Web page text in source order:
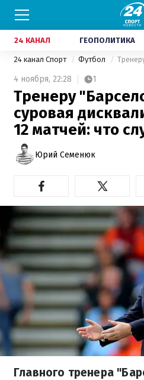
24 КАНАЛ ГЕОПОЛИТИКА
24 канал Спорт Футбол
4 ноября, 22:28 1
Тренеру
суровая
12 матчей: что
Юрий Семенюк
Главного тренера